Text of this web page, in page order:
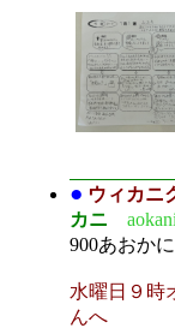
● ウィカニ
カニ
aokani
900あおかに
水曜日９時
んへ